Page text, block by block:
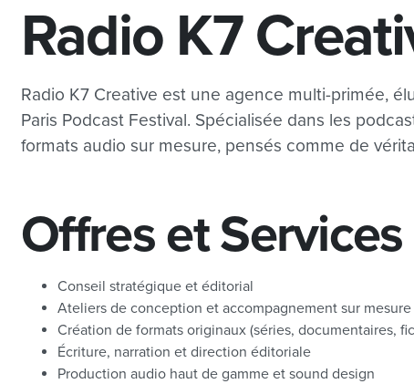
Radio K7
Radio K7 Creative est une agence multi-primée,
Paris Podcast Festival. Spécialisée dans les
formats audio sur mesure, pensés comme de
Offres et Services
Conseil stratégique et éditorial
Ateliers de conception et accompagnement sur mesure
Création de formats originaux (séries, documentaires,
Écriture, narration et direction éditoriale
Production audio haut de gamme et sound design